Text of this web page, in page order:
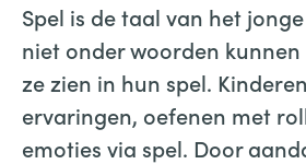
Spel is de taal van het
niet onder woorden
ze zien in hun spel.
ervaringen, oefenen met
emoties via spel. Door